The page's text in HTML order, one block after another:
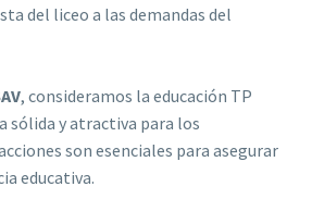
del liceo a las demandas del
, consideramos la educación TP
sólida y atractiva para los
son esenciales para asegurar
educativa.